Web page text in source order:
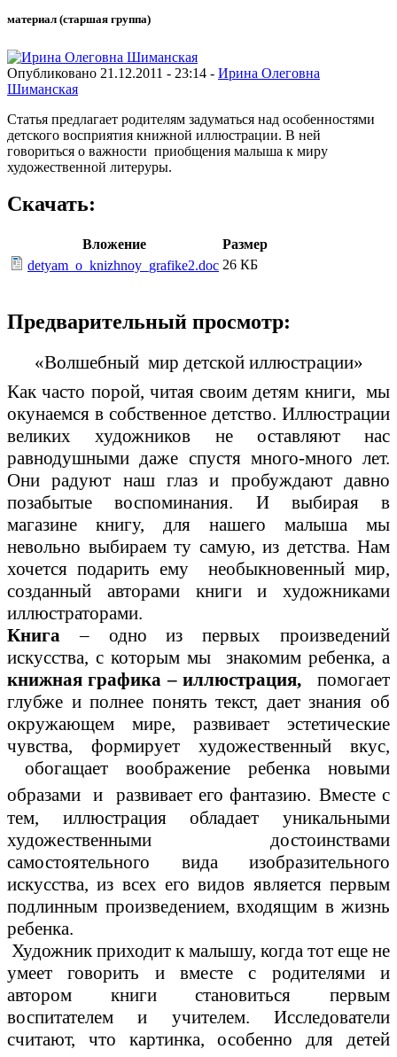
материал (старшая группа)
Опубликовано 21.12.2011 - 23:14 - Ирина Олеговна
Шиманская
Статья предлагает родителям задуматься над особенностями
детского восприятия книжной иллюстрации. В ней
говориться о важности приобщения малыша к миру
художественной литеруры.
Скачать:
Вложение
Размер
detyam_o_knizhnoy_grafike2.doc 26 КБ
Предварительный просмотр:
«Волшебный мир детской иллюстрации»
Как часто порой, читая своим детям книги, мы
окунаемся в собственное детство. Иллюстрации
великих художников не оставляют нас
равнодушными даже спустя много-много лет.
Они радуют наш глаз и пробуждают давно
позабытые воспоминания. И выбирая в
магазине книгу, для нашего малыша мы
невольно выбираем ту самую, из детства. Нам
хочется подарить ему необыкновенный мир,
созданный авторами книги и художниками
иллюстраторами.
Книга – одно из первых произведений
искусства, с которым мы знакомим ребенка, а
книжная графика – иллюстрация,
помогает
глубже и полнее понять текст, дает знания об
окружающем мире, развивает эстетические
чувства, формирует художественный вкус,
обогащает воображение ребенка новыми
образами и развивает его фантазию. Вместе с
тем, иллюстрация обладает уникальными
художественными достоинствами
самостоятельного вида изобразительного
искусства, из всех его видов является первым
подлинным произведением, входящим в жизнь
ребенка.
Художник приходит к малышу, когда тот еще не
умеет говорить и вместе с родителями и
автором книги становиться первым
воспитателем и учителем. Исследователи
считают, что картинка, особенно для детей